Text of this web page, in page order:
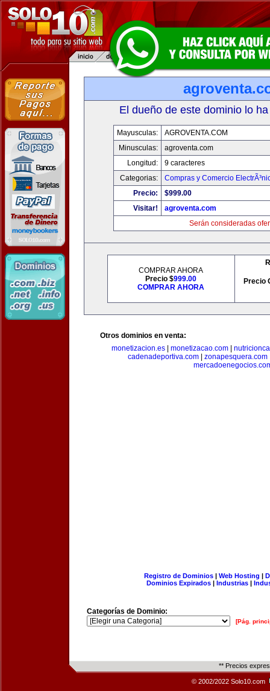
El dueño de este dominio lo
Mayusculas:
AGROVENTA.COM
Minusculas:
agroventa.com
Longitud:
9 caracteres
Categorias:
Compras y Comercio
Precio:
$999.00
Visitar!
agroventa.com
Serán consideradas
COMPRAR AHORA
Precio $999.00
COMPRAR AHORA
Precio
Otros dominios en venta:
monetizacion.es| monetizacao.com|
cadenadeportiva.com
zonapesquera.com
Registro de Dominios| Web Hosting |
Dominios Expirados | Industrias |
Categorías de Dominio:
[Pág.
** Precios
© 2002/2022 Solo10.com